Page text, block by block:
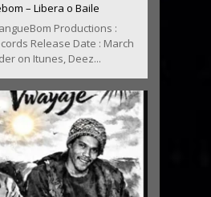
– Libera o Baile
Productions :
Release Date : March
on Itunes, Deez...